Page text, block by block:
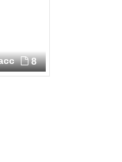
8